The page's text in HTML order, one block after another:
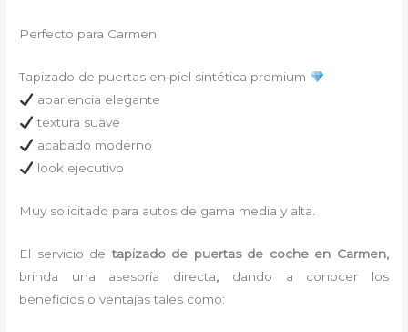
Perfecto para Carmen.
Tapizado de puertas en piel sintética premium
apariencia elegante
textura suave
acabado moderno
look ejecutivo
Muy solicitado para autos de gama media y alta.
El servicio detapizado de puertas de coche en Carmen,
brinda una asesoría directa, dando a conocer los
beneficios o ventajas tales como: